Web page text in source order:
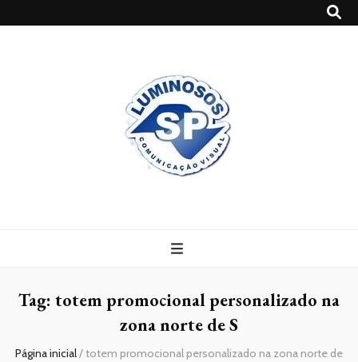
Tag: totem promocional personalizado na
zona norte de S
Página inicial/totem promocional personalizado na zona norte de